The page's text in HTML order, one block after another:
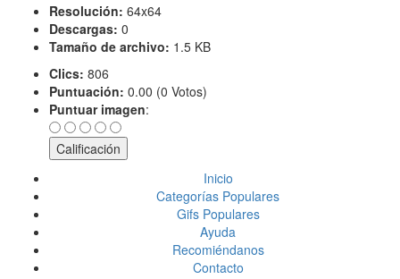
Resolución: 64x64
Descargas: 0
Tamaño de archivo: 1.5 KB
Clics: 806
Puntuación: 0.00 (0 Votos)
Puntuar imagen:
Inicio
Categorías Populares
Gifs Populares
Ayuda
Recomiéndanos
Contacto